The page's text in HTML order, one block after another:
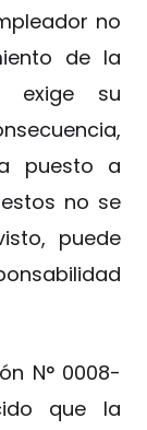
no
de la
exige su
puesto a
no se
puede
N° 0008-
que la